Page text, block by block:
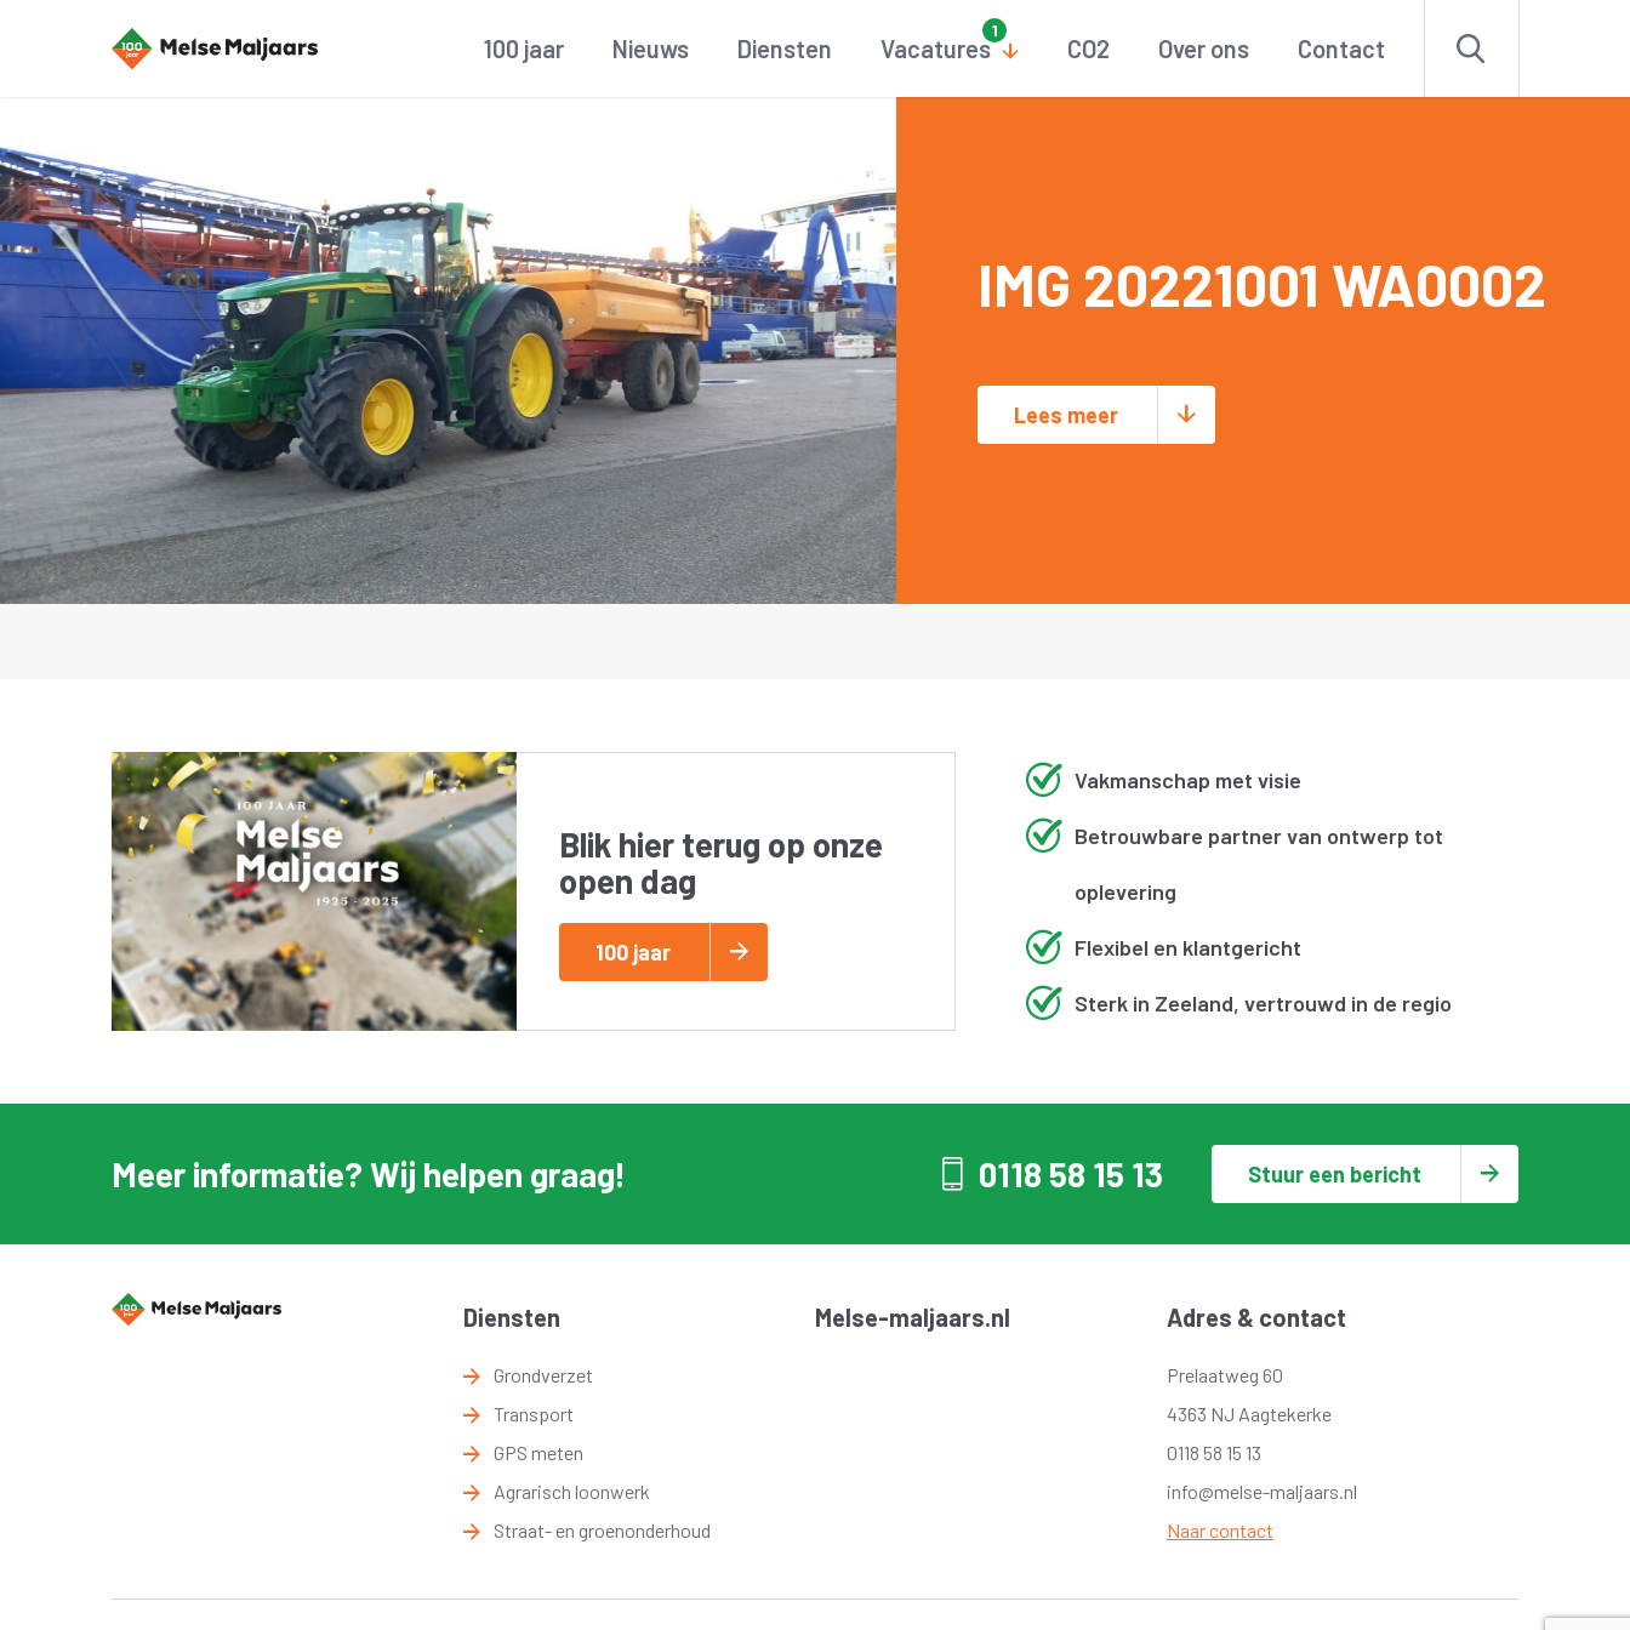
100 jaar Nieuws Diensten Vacatures CO2 Over ons Contact
IMG 20221001 WA0002
Lees meer
Blik hier terug op onze
open dag
100 jaar
Vakmanschap met visie
Betrouwbare partner van ontwerp tot
oplevering
Flexibel en klantgericht
Sterk in Zeeland, vertrouwd in de regio
Meer informatie? Wij helpen graag! 0118 58 15 13 Stuur een bericht
Diensten
Grondverzet
Transport
GPS meten
Agrarisch loonwerk
Straat- en groenonderhoud
Melse-maljaars.nl Adres & contact
Prelaatweg 60
4363 NJ Aagtekerke
0118 58 15 13
info@melse-maljaars.nl
Naar contact